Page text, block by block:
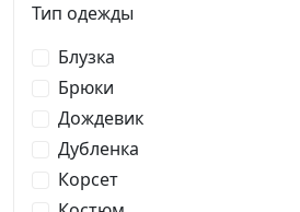
Тип одежды
Блузка
Брюки
Дождевик
Дубленка
Корсет